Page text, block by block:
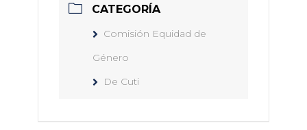
CATEGORÍA
Comisión Equidad de
Género
De Cuti